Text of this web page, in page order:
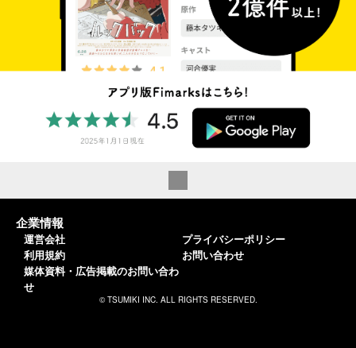
企業情報
運営会社
利用規約
媒体資料・広告掲載のお問い合わ
せ
プライバシーポリシー
お問い合わせ
© TSUMIKI INC. ALL RIGHTS RESERVED.